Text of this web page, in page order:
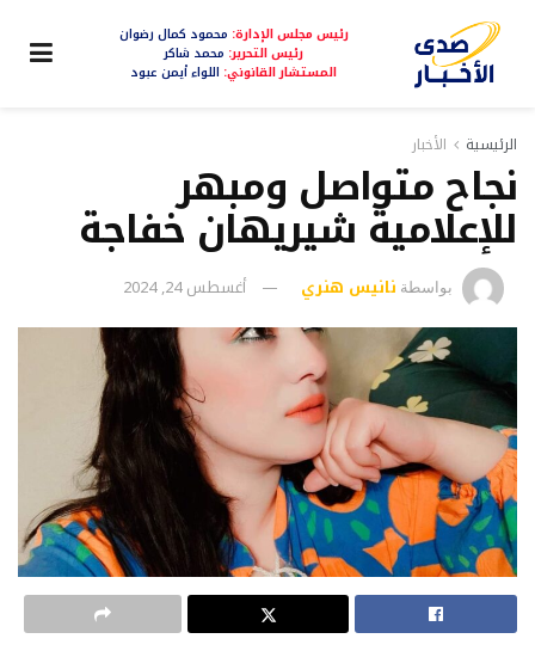
رئيس مجلس الإدارة: محمود كمال رضوان
رئيس التحرير: محمد شاكر
المستشار القانوني: اللواء أيمن عبود
الرئيسية الأخبار
نجاح متواصل ومبهر
للإعلامية شيريهان خفاجة
بواسطة نانيس هنري أغسطس 24, 2024